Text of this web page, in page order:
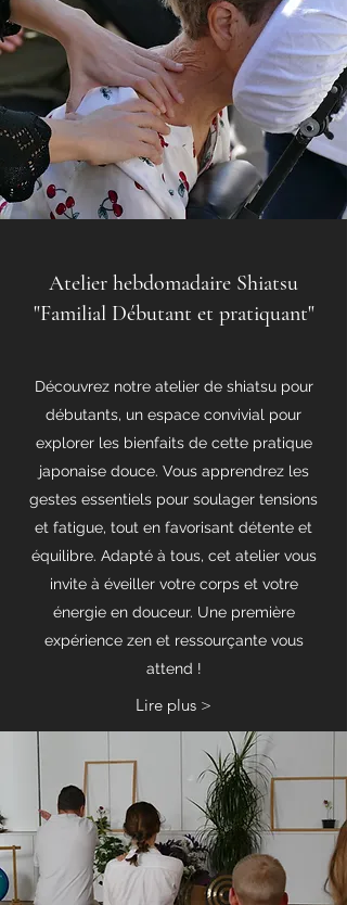
Atelier hebdomadaire Shiatsu
"Familial Débutant et pratiquant"
Découvrez notre atelier de shiatsu pour
débutants, un espace convivial pour
explorer les bienfaits de cette pratique
japonaise douce. Vous apprendrez les
gestes essentiels pour soulager tensions
et fatigue, tout en favorisant détente et
équilibre. Adapté à tous, cet atelier vous
invite à éveiller votre corps et votre
énergie en douceur. Une première
expérience zen et ressourçante vous
attend !
Lire plus >